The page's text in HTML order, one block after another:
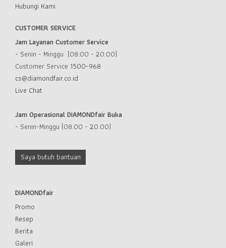
Hubungi Kami
CUSTOMER SERVICE
Jam Layanan Customer Service
- Senin - Minggu (08:00 - 20:00)
Customer Service 1500-968
cs@diamondfair.co.id
Live Chat
Jam Operasional DIAMONDfair Buka
- Senin-Minggu (08.00 - 20.00)
Saya butuh bantuan
DIAMONDfair
Promo
Resep
Berita
Galeri